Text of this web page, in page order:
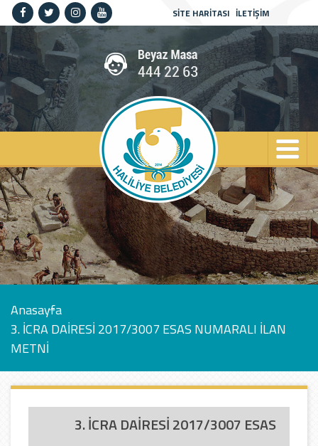
SİTE HARİTASI İLETİŞİM
Anasayfa
3. İCRA DAİRESİ 2017/3007 ESAS NUMARALI İLAN
METNİ
3. İCRA DAİRESİ 2017/3007 ESAS
Anasayfa
Kurumsal
Haliliye
Spor
Kültür
Sanat
Güncel
İletişim